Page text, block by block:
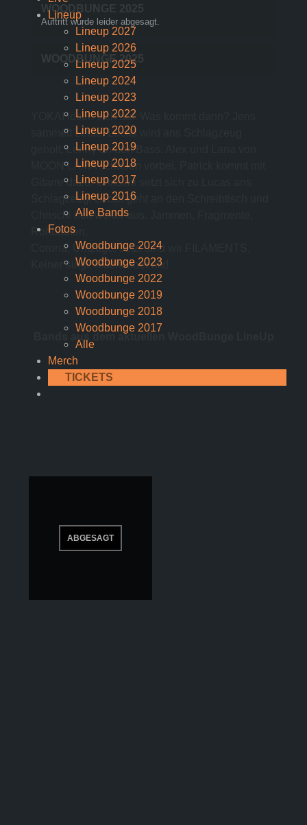
Lineup
Lineup 2027
Lineup 2026
Lineup 2025
Lineup 2024
Lineup 2023
Lineup 2022
Lineup 2020
Lineup 2019
Lineup 2018
Lineup 2017
Lineup 2016
Alle Bands
Fotos
Woodbunge 2024
Woodbunge 2023
Woodbunge 2022
Woodbunge 2019
Woodbunge 2018
Woodbunge 2017
Alle
Merch
TICKETS
WOODBUNGE 2025
Auftritt wurde leider abgesagt.
WOODBUNGE 2025
YOKAI lösen sich auf. Was kommt dann? Jens
sammelt Leute. Lucas wird ans Schlagzeug
geholt, Lenny an den Bass. Alex und Lana von
MOON LAMA schauen vorbei. Patrick kommt mit
Gitarre dazu. Chrischi setzt sich zu Lucas ans
Schlagzeug. Lucas geht an den Schreibtisch und
Chrischi holt weiter aus. Jammen, Fragmente,
Rohbauten.
Corona, Umzüge. Jetzt sind wir FILAMENTS.
Keiner singt. Macht aber nix!
Bands aus dem aktuellen WoodBunge LineUp